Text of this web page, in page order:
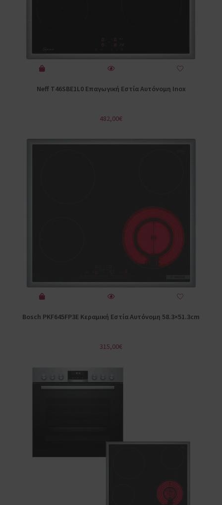
Neff T46SBE1L0 Επαγωγική Εστία Αυτόνομη Inox
482,00€
Bosch PKF645FP3E Κεραμική Εστία Αυτόνομη 58.3×51.3cm
315,00€